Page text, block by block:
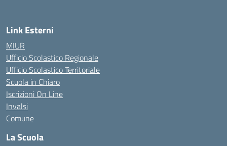
Link Esterni
MIUR
Ufficio Scolastico Regionale
Ufficio Scolastico Territoriale
Scuola in Chiaro
Iscrizioni On Line
Invalsi
Comune
La Scuola